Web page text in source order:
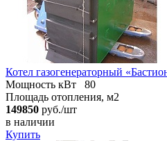
Котел газогенераторный
Мощность кВт
80
Площадь отопления, м2
149850 руб./шт
в наличии
Купить